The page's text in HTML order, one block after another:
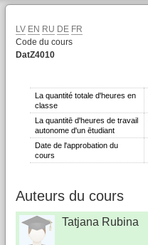
LV EN RU DE FR
Code du cours
DatZ4010
La quantité totale d'heures en
classe
La quantitē d'heures de travail
autonome d'un ētudiant
Date de l'approbation du
cours
Auteurs du cours
Tatjana Rubina